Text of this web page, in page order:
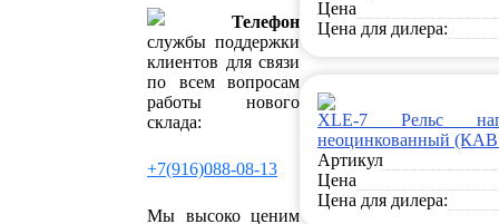
Телефон
службы поддержки
клиентов для связи
по всем вопросам
работы нового
склада:
+7(916)088-08-13
Мы высоко ценим
Цена
Цена для дилера:
XLE-7 Рельс
неоцинкованный
Артикул
Цена
Цена для дилера: